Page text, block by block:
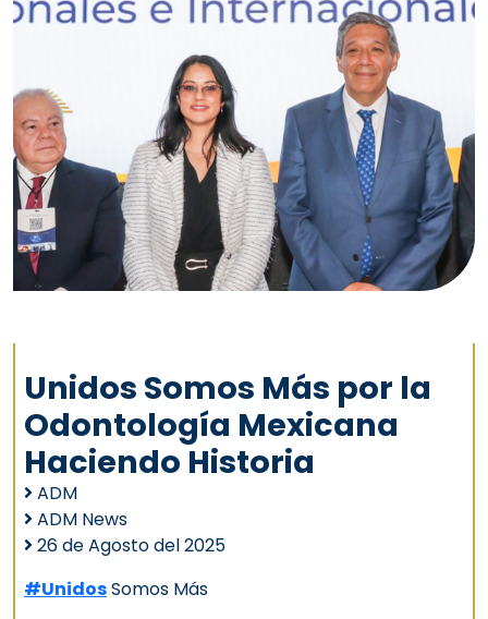
Unidos Somos Más por la
Odontología Mexicana
Haciendo Historia
ADM
ADM News
26 de Agosto del 2025
#UnidosSomos Más